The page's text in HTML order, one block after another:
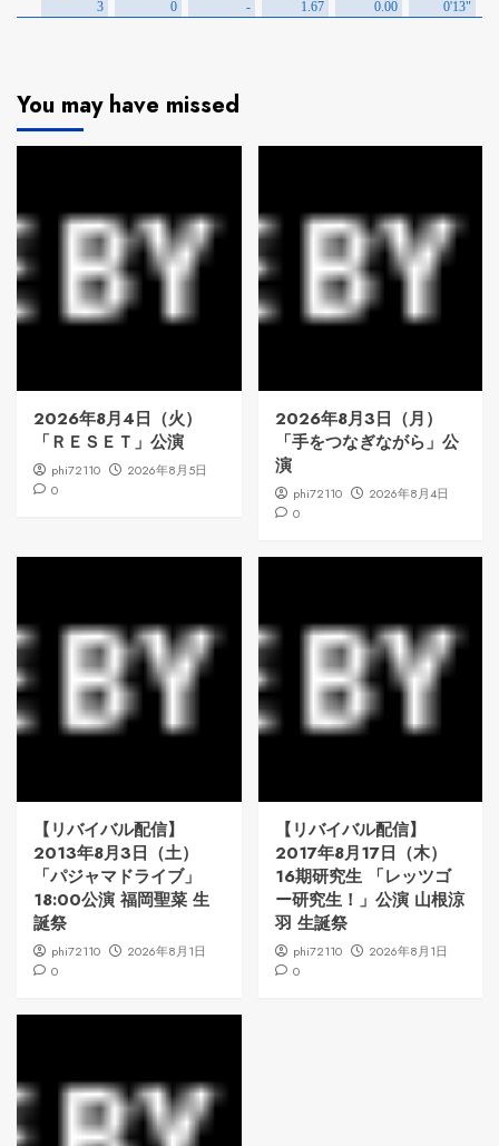
You may have missed
2026年8月4日（火）
「ＲＥＳＥＴ」公演
phi72110
2026年8月5日
0
2026年8月3日（月）
「手をつなぎながら」公
演
phi72110
2026年8月4日
0
【リバイバル配信】
2013年8月3日（土）
「パジャマドライブ」
18:00公演 福岡聖菜 生
誕祭
phi72110
2026年8月1日
0
【リバイバル配信】
2017年8月17日（木）
16期研究生 「レッツゴ
ー研究生！」公演 山根涼
羽 生誕祭
phi72110
2026年8月1日
0